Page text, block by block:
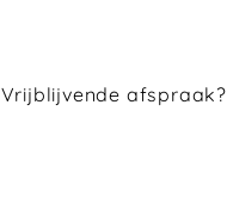
Vrijblijvende afspraak?